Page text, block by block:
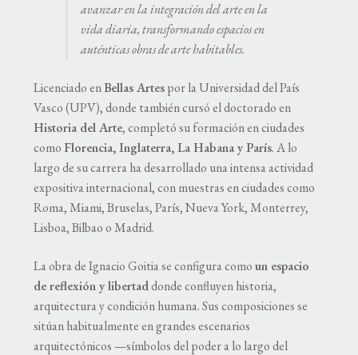
avanzar en la integración del arte en la
vida diaria, transformando espacios en
auténticas obras de arte habitables.
Licenciado enBellas Artespor la Universidad del País
Vasco (UPV), donde también cursó el doctorado en
Historia del Arte, completó su formación en ciudades
comoFlorencia, Inglaterra, La Habana y París. A lo
largo de su carrera ha desarrollado una intensa actividad
expositiva internacional, con muestras en ciudades como
Roma, Miami, Bruselas, París, Nueva York, Monterrey,
Lisboa, Bilbao o Madrid.
La obra de Ignacio Goitia se configura comoun espacio
de reflexión y libertaddonde confluyen historia,
arquitectura y condición humana. Sus composiciones se
sitúan habitualmente en grandes escenarios
arquitectónicos —símbolos del poder a lo largo del